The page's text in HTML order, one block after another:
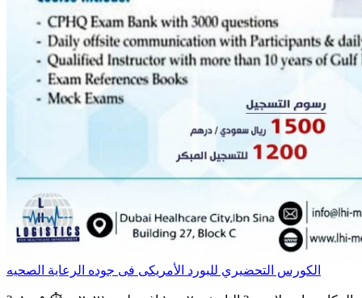
الكورس التحضيري للبورد الأمريكى فى جوده الرعاية الصحيه